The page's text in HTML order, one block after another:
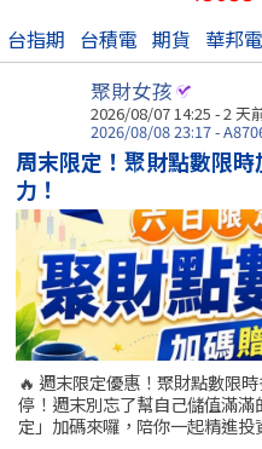
台指期 台積電 期貨 華邦電
聚財女孩
2026/08/07 14:25 - 2 天
2026/08/08 23:17 -
周末限定！聚財點數限
力！
🔥 週末限定優惠！聚財點數限
停！週末別忘了幫自己儲值滿
定」加碼來囉，陪你一起精進投